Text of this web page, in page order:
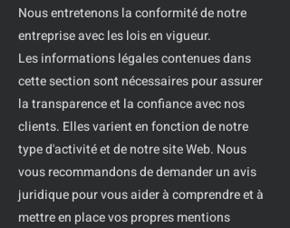
Nous entretenons la conformité de notre
entreprise avec les lois en vigueur.
Les informations légales contenues dans
cette section sont nécessaires pour assurer
la transparence et la confiance avec nos
clients. Elles varient en fonction de notre
type d'activité et de notre site Web. Nous
vous recommandons de demander un avis
juridique pour vous aider à comprendre et à
mettre en place vos propres mentions